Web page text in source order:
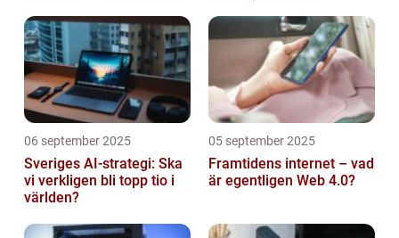
06 september 2025
Sveriges AI-strategi: Ska
vi verkligen bli topp tio i
världen?
05 september 2025
Framtidens internet – vad
är egentligen Web 4.0?